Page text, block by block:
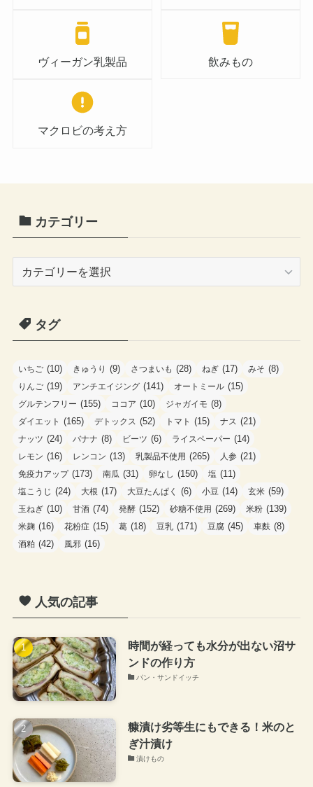
ヴィーガン乳製品 飲みもの
マクロビの考え方
カテゴリー
タグ
いちご (10) きゅうり (9) さつまいも (28) ねぎ (17) みそ (8)
りんご (19) アンチエイジング (141) オートミール (15)
グルテンフリー (155) ココア (10) ジャガイモ (8)
ダイエット (165) デトックス (52) トマト (15) ナス (21)
ナッツ (24) バナナ (8) ビーツ (6) ライスペーパー (14)
レモン (16) レンコン (13) 乳製品不使用 (265) 人参 (21)
免疫力アップ(173) 南瓜 (31) 卵なし (150) 塩 (11)
塩こうじ (24) 大根 (17) 大豆たんぱく (6) 小豆 (14) 玄米 (59)
玉ねぎ (10) 甘酒 (74) 発酵 (152) 砂糖不使用 (269) 米粉 (139)
米麹 (16) 花粉症 (15) 葛 (18) 豆乳 (171) 豆腐 (45) 車麩 (8)
酒粕 (42) 風邪 (16)
人気の記事
時間が経っても水分が出ない沼サ
ンドの作り方
パン・サンドイッチ
糠漬け劣等生にもできる！米のと
ぎ汁漬け
漬けもの